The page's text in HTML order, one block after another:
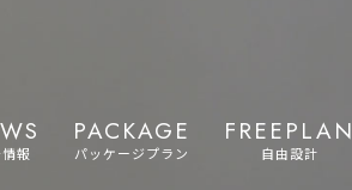
報
PACKAGE
パッケージプラン
FREEPLAN
自由設計